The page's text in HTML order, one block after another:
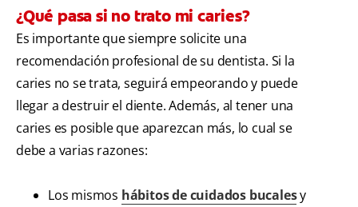
¿Qué pasa si no trato mi caries?
Es importante que siempre solicite una
recomendación profesional de su dentista. Si la
caries no se trata, seguirá empeorando y puede
llegar a destruir el diente. Además, al tener una
caries es posible que aparezcan más, lo cual se
debe a varias razones:
Los mismos hábitos de cuidados bucalesy